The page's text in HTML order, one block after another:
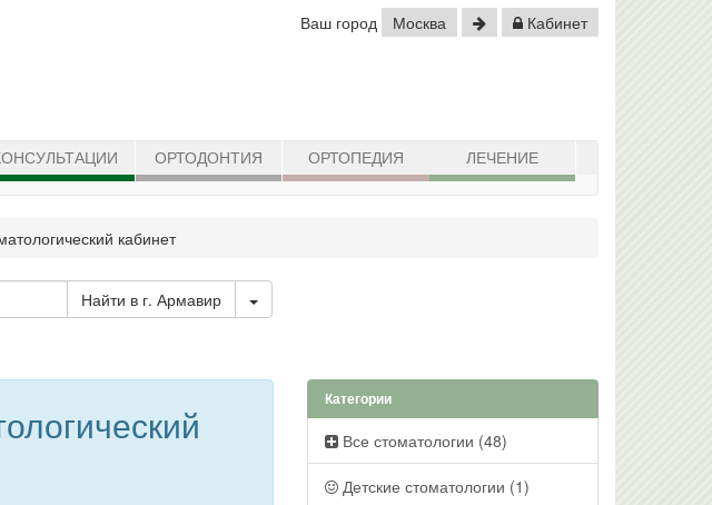
Ваш город Москва Кабинет
ОРТОДОНТИЯ ОРТОПЕДИЯ ЛЕЧЕНИЕ
кабинет
Найти в г. Армавир
Toggle Dropdown
Категории
Все стоматологии (48)
Детские стоматологии (1)